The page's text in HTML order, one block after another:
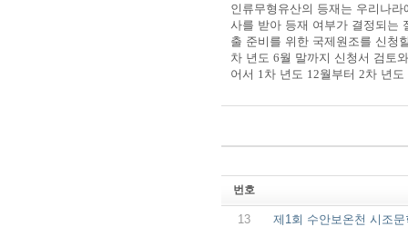
인류무형유산의 등재는 우리나
사를 받아 등재 여부가 결정되는
출 준비를 위한 국제원조를 신청
차 년도 6월 말까지 신청서 검토
어서 1 차 년도 12월부터 2차 년도
번호
13 제1회 수안보온천 시조